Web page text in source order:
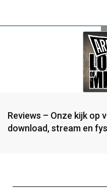
Reviews – Onze kijk op
download, stream en